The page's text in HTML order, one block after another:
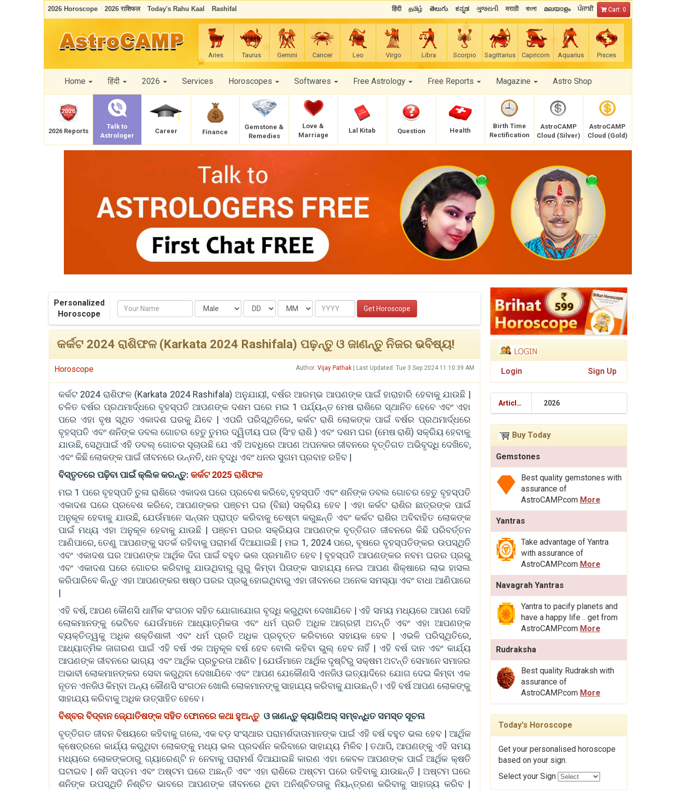
2026 Horoscope 2026 राशिफल Today's Rahu Kaal Rashifal हिंदी தமிழ் తెలుగు ಕನ್ನಡ ગુજરાતી मराठी বাংলা മലയാളം ਪੰਜਾਬੀ Cart: 0
Aries Taurus Gemini Cancer Leo Virgo Libra Scorpio Sagittarius Capricorn Aquarius Pisces
Home हिंदी 2026 Services Horoscopes Softwares Free Astrology Free Reports Magazine Astro Shop
2026 Reports
Talk to
Astrologer
Career Finance
Gemstone &
Remedies
Love &
Marriage
Lal Kitab Question Health
Birth Time
Rectification
AstroCAMP
Cloud (Silver)
AstroCAMP
Cloud (Gold)
Personalized
Horoscope
Name Date Month Year Get Horoscope
କର୍କଟ 2024 ରାଶିଫଳ (Karkata 2024 Rashifala) ପଢ଼ନ୍ତୁ ଓ ଜାଣନ୍ତୁ ନିଜର ଭବିଷ୍ୟ!
Horoscope Author:Vijay Pathak | Last Updated: Tue 3 Sep 2024 11:10:39 AM
କର୍କଟ 2024 ରାଶିଫଳ (Karkata 2024 Rashifala) ଅନୁଯାୟୀ, ବର୍ଷର ଆରମ୍ଭ ଆପଣଙ୍କ ପାଇଁ ହାରାହାରି ହେବାକୁ ଯାଉଛି |
ଚଳିତ ବର୍ଷର ପ୍ରଥମାର୍ଦ୍ଧରେ ବୃହସ୍ପତି ଆପଣଙ୍କ ଦଶମ ଘରେ ମଇ 1 ପର୍ଯ୍ୟନ୍ତ ମେଷ ରାଶିରେ ସ୍ଥାନିତ ହେବେ ଏବଂ ଏହା
ପରେ ଏହା ବୃଷ ସ୍ଥିତ ଏକାଦଶ ଘରକୁ ଯିବେ | ଏପରି ପରିସ୍ଥିତିରେ, କର୍କଟ ରାଶି ଲୋକଙ୍କ ପାଇଁ ବର୍ଷର ପ୍ରଥମାର୍ଦ୍ଧରେ
ବୃହସ୍ପତି ଏବଂ ଶନିଙ୍କ ଡବଲ ଗୋଚର ହେତୁ ତୁମର ଦ୍ୱିତୀୟ ଘର (ସିଂହ ରାଶି ) ଏବଂ ଦଶମ ଘର (ମେଷ ରାଶି) ସକ୍ରିୟ ହେବାକୁ
ଯାଉଛି, ସେଥିପାଇଁ ଏହି ଡବଲ୍ ଗୋଚର ସୂଚାଉଛି ଯେ ଏହି ଅବଧିରେ ଆପଣ ଅପନକର ଜୀବନରେ ବୃତ୍ତିଗତ ଅଭିବୃଦ୍ଧି ଦେଖିବେ,
ଏବଂ କିଛି ଲୋକଙ୍କ ପାଇଁ ଜୀବନରେ ଉନ୍ନତି, ଧନ ବୃଦ୍ଧି ଏବଂ ଧନର ସୁଗମ ପ୍ରବାହ ରହିବ |
ବିସ୍ତୃତରେ ପଢ଼ିବା ପାଇଁ କ୍ଲିକ କରନ୍ତୁ: କର୍କଟ 2025 ରାଶିଫଳ
ମଇ 1 ପରେ ବୃହସ୍ପତି ତୁଳା ରାଶିରେ ଏକାଦଶ ଘରେ ପ୍ରବେଶ କରିବେ, ବୃହସ୍ପତି ଏବଂ ଶନିଙ୍କ ଡବଲ ଗୋଚର ହେତୁ ବୃହସ୍ପତି
ଏକାଦଶ ଘରେ ପ୍ରବେଶ କରିବେ, ଆପଣଙ୍କର ପଞ୍ଚମ ଘର (ବିଛା) ସକ୍ରିୟ ହେବ | ଏହା କର୍କଟ ରାଶିର ଛାତ୍ରଙ୍କ ପାଇଁ
ଅନୁକୂଳ ହେବାକୁ ଯାଉଛି, ଯେଉଁମାନେ ସନ୍ତାନ ପ୍ରାପ୍ତ କରିବାକୁ ଚେଷ୍ଟା କରୁଛନ୍ତି ଏବଂ କର୍କଟ ରାଶିର ଅବିବାହିତ ଲୋକଙ୍କ
ପାଇଁ ମଧ୍ୟ ଏହା ଅନୁକୂଳ ହେବାକୁ ଯାଉଛି | ପଞ୍ଚମ ଘରର ସକ୍ରିୟତା ଆପଣଙ୍କ ବୃତ୍ତିଗତ ଜୀବନରେ କିଛି ପରିବର୍ତ୍ତନ
ଆଣିପାରେ, ତେଣୁ ଆପଣଙ୍କୁ ସତର୍କ ରହିବାକୁ ପରାମର୍ଶ ଦିଆଯାଇଛି | ମଇ 1, 2024 ପରେ, ବୃଷରେ ବୃହସ୍ପତିଙ୍କର ଉପସ୍ଥିତି
ଏବଂ ଏକାଦଶ ଘର ଆପଣଙ୍କ ଆର୍ଥିକ ଦିଗ ପାଇଁ ବହୁତ ଭଲ ପ୍ରମାଣିତ ହେବ | ବୃହସ୍ପତି ଆପଣଙ୍କର ନବମ ଘରର ପ୍ରଭୁ
ଏବଂ ଏକାଦଶ ଘରେ ଗୋଚର କରିବାକୁ ଯାଉଥିବାରୁ ଗୁରୁ କିମ୍ବା ପିତାଙ୍କ ସାହାଯ୍ୟ ନେଇ ଆପଣ ଶିକ୍ଷାରେ ଲାଭ ହାସଲ
କରିପାରିବେ କିନ୍ତୁ ଏହା ଆପଣଙ୍କର ଷଷ୍ଠ ଘରର ପ୍ରଭୁ ହୋଇଥିବାରୁ ଏହା ଜୀବନରେ ଅନେକ ସମସ୍ୟା ଏବଂ ବାଧା ଆଣିପାରେ
|
ଏହି ବର୍ଷ, ଆପଣ କୌଣସି ଧାର୍ମିକ ସଂଗଠନ ସହିତ ଯୋଗାଯୋଗ ବୃଦ୍ଧି କରୁଥିବା ଦେଖାଯିବେ | ଏହି ସମୟ ମଧ୍ୟରେ ଆପଣ ସେହି
ଲୋକମାନଙ୍କୁ ଭେଟିବେ ଯେଉଁମାନେ ଆଧ୍ୟାତ୍ମିକତା ଏବଂ ଧର୍ମ ପ୍ରତି ଅଧିକ ଆଗ୍ରହୀ ଅଟନ୍ତି ଏବଂ ଏହା ଆପଣଙ୍କ
ବ୍ୟକ୍ତିତ୍ୱକୁ ଅଧିକ ଶକ୍ତିଶାଳୀ ଏବଂ ଧର୍ମ ପ୍ରତି ଅଧିକ ପ୍ରବୃତ୍ତ କରିବାରେ ସହାୟକ ହେବ | ଏଭଳି ପରିସ୍ଥିତିରେ,
ଆଧ୍ୟାତ୍ମିକ ଜାଗରଣ ପାଇଁ ଏହି ବର୍ଷ ଏକ ଅନୁକୂଳ ବର୍ଷ ହେବ ବୋଲି କହିବା ଭୁଲ୍ ହେବ ନାହିଁ | ଏହି ବର୍ଷ ଦାନ ଏବଂ କାର୍ଯ୍ୟ
ଆପଣଙ୍କ ଜୀବନରେ ଭାଗ୍ୟ ଏବଂ ଆର୍ଥିକ ପ୍ରଚୁରତା ଆଣିବ | ଯେଉଁମାନେ ଆର୍ଥିକ ଦୃଷ୍ଟିରୁ ସକ୍ଷମ ଅଟନ୍ତି ସେମାନେ ସମାଜର
ଅଭାବୀ ଲୋକମାନଙ୍କର ସେବା କରୁଥିବା ଦେଖାଯିବେ ଏବଂ ଆପଣ ଯେକୌଣସି ଏନଜିଓ ଇତ୍ୟାଦିରେ ଯୋଗ ଦେଇ କିମ୍ବା ଏକ
ନୂତନ ଏନଜିଓ କିମ୍ବା ଅନ୍ୟ କୌଣସି ସଂଗଠନ ଖୋଲି ଲୋକମାନଙ୍କୁ ସାହାଯ୍ୟ କରିବାକୁ ଯାଉଛନ୍ତି। ଏହି ବର୍ଷ ଆପଣ ଲୋକଙ୍କୁ
ସାହାଯ୍ୟ କରିବାକୁ ଅଧିକ ଉତ୍ସାହିତ ହେବେ।
ବିଶ୍ବର ବିଦ୍ବାନ ଜ୍ଯୋତିଷଙ୍କ ସହିତ ଫୋନରେ କଥା ହୁଅନ୍ତୁ ଓ ଜାଣନ୍ତୁ କ୍ୟାରିଅର୍ ସମ୍ବନ୍ଧିତ ସମସ୍ତ ସୂଚନା
ବୃତ୍ତିଗତ ଜୀବନ ବିଷୟରେ କହିବାକୁ ଗଲେ, ଏକ ବଡ଼ ସଂସ୍ଥାର ପରାମର୍ଶଦାତାମାନଙ୍କ ପାଇଁ ଏହି ବର୍ଷ ବହୁତ ଭଲ ହେବ | ଆର୍ଥିକ
କ୍ଷେତ୍ରରେ କାର୍ଯ୍ୟ କରୁଥିବା ଲୋକଙ୍କୁ ମଧ୍ୟ ଭଲ ପ୍ରଦର୍ଶନ କରିବାରେ ସାହାଯ୍ୟ ମିଳିବ | ତଥାପି, ଆପଣଙ୍କୁ ଏହି ସମୟ
ମଧ୍ୟରେ ଲୋକଙ୍କଠାରୁ ଗ୍ୟାରେଣ୍ଟି ନ ନେବାକୁ ପରାମର୍ଶ ଦିଆଯାଇଛି କାରଣ ଏହା କେବଳ ଆପଣଙ୍କ ପାଇଁ ଆର୍ଥିକ କ୍ଷତି
ଘଟାଇବ | ଶନି ସପ୍ତମ ଏବଂ ଅଷ୍ଟମ ଘରେ ଅଛନ୍ତି ଏବଂ ଏହା ରାଶିରେ ଅଷ୍ଟମ ଘରେ ରହିବାକୁ ଯାଉଛନ୍ତି | ଅଷ୍ଟମ ଘରେ
ଶନିଙ୍କ ଉପସ୍ଥିତି ନିଶ୍ଚିତ ଭାବରେ ଆପଣଙ୍କ ଜୀବନରେ ଥିବା ଅନିଶ୍ଚିତତାକୁ ନିୟନ୍ତ୍ରଣ କରିବାକୁ ସାହାଜ୍ୟ କରିବ |
Login Sign Up
Articles 2026
Buy Today
Gemstones
Best quality gemstones with
assurance of
AstroCAMP.com More
Yantras
Take advantage of Yantra
with assurance of
AstroCAMP.com More
Navagrah Yantras
Yantra to pacify planets and
have a happy life .. get from
AstroCAMP.com More
Rudraksha
Best quality Rudraksh with
assurance of
AstroCAMP.com More
Today's Horoscope
Get your personalised horoscope
based on your sign.
Select your Sign